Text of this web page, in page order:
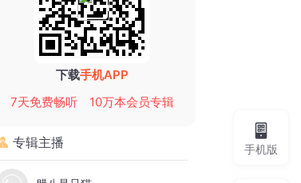
下载手机APP
7天免费畅听
10万本会员专辑
专辑主播 手机版